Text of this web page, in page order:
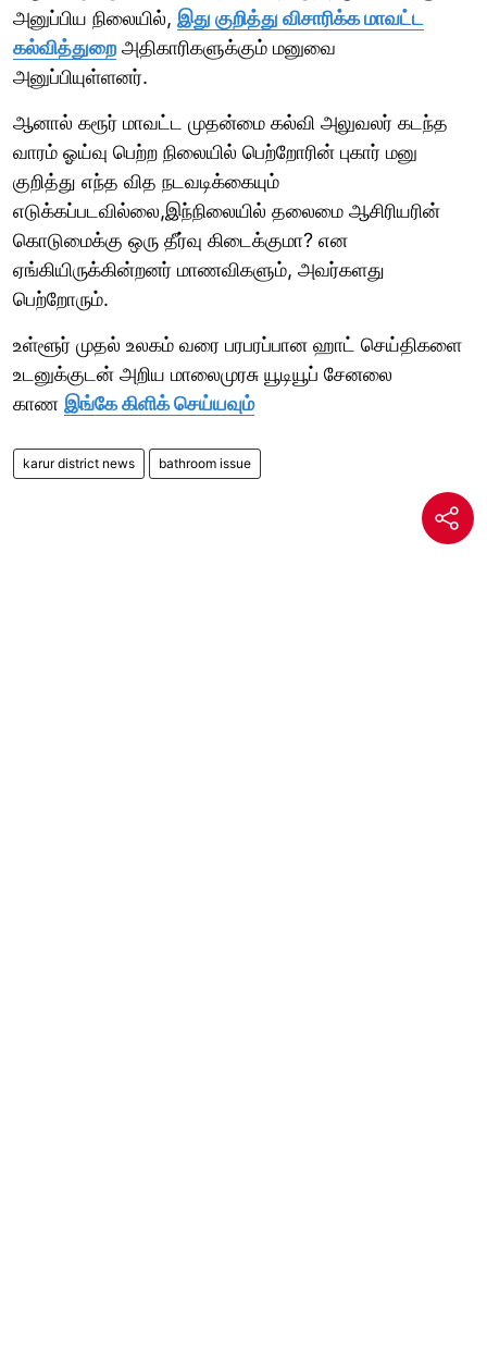
அனுப்பிய நிலையில், இது குறித்து விசாரிக்க மாவட்ட
கல்வித்துறை அதிகாரிகளுக்கும் மனுவை
அனுப்பியுள்ளனர்.
ஆனால் கரூர் மாவட்ட முதன்மை கல்வி அலுவலர் கடந்த
வாரம் ஓய்வு பெற்ற நிலையில் பெற்றோரின் புகார் மனு
குறித்து எந்த வித நடவடிக்கையும்
எடுக்கப்படவில்லை,இந்நிலையில் தலைமை ஆசிரியரின்
கொடுமைக்கு ஒரு தீர்வு கிடைக்குமா? என
ஏங்கியிருக்கின்றனர் மாணவிகளும், அவர்களது
பெற்றோரும்.
உள்ளூர் முதல் உலகம் வரை பரபரப்பான ஹாட் செய்திகளை
உடனுக்குடன் அறிய மாலைமுரசு யூடியூப் சேனலை
காண இங்கே கிளிக் செய்யவும்
karur district news bathroom issue